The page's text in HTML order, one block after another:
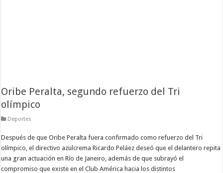
Oribe Peralta, segundo refuerzo del Tri
olímpico
Deportes
Después de que Oribe Peralta fuera confirmado como refuerzo del Tri
olímpico, el directivo azulcrema Ricardo Peláez deseó que el delantero repita
una gran actuación en Río de Janeiro, además de que subrayó el
compromiso que existe en el Club América hacia los distintos